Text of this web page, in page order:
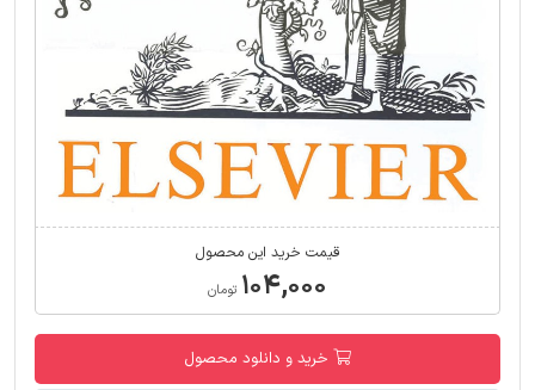
قیمت خرید این محصول
۱۰۴,۰۰۰ تومان
خرید و دانلود محصول